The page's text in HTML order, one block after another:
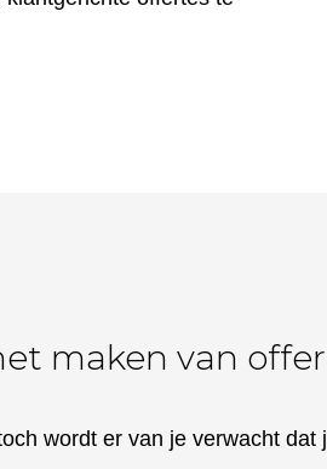
maken van
wordt er van je verwacht